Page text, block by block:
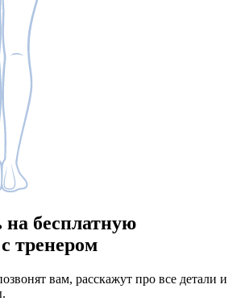
на бесплатную
тренером
вам, расскажут про все детали и